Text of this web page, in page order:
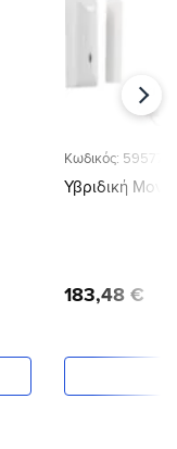
Κωδικός: 59577
Υβριδική
183,48 €